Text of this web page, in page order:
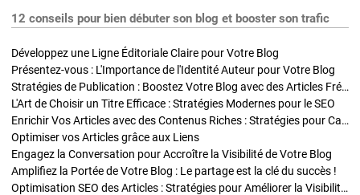
12 conseils pour bien débuter son blog et booster son trafic
Développez une Ligne Éditoriale Claire pour Votre Blog
Présentez-vous : L'Importance de l'Identité Auteur pour Votre Blog
Stratégies de Publication : Boostez Votre Blog avec des Articles Fréquents et Exclusifs
L'Art de Choisir un Titre Efficace : Stratégies Modernes pour le SEO
Enrichir Vos Articles avec des Contenus Riches : Stratégies pour Captiver et Optimiser
Optimiser vos Articles grâce aux Liens
Engagez la Conversation pour Accroître la Visibilité de Votre Blog
Amplifiez la Portée de Votre Blog : Le partage est la clé du succès !
Optimisation SEO des Articles : Stratégies pour Améliorer la Visibilité de Votre Blog